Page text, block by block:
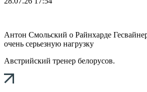
Антон Смольский о Райнхарде
очень серьезную нагрузку
Австрийский тренер белорусов.